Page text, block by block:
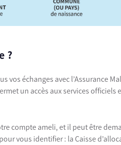
?
vos échanges avec l’Assurance
un accès aux services officiels
compte ameli, et il peut être
vous identifier : la Caisse